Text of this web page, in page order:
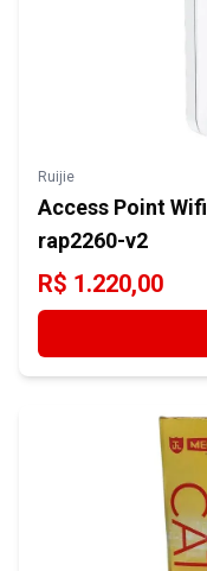
Ruijie
Access Point
rap2260-v2
R$ 1.220,00